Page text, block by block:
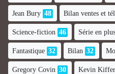
Jean Bury 48 Bilan ventes et
Science-fiction 46 Série en
Fantastique 32 Bilan 32
Gregory Covin 30 Kevin Kiffer